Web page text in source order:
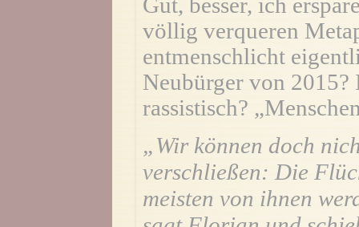
völlig verqueren
entmenschlicht
Neubürger von 2015?
rassistisch?
„Wir können doch
verschließen: Die
meisten von ihnen